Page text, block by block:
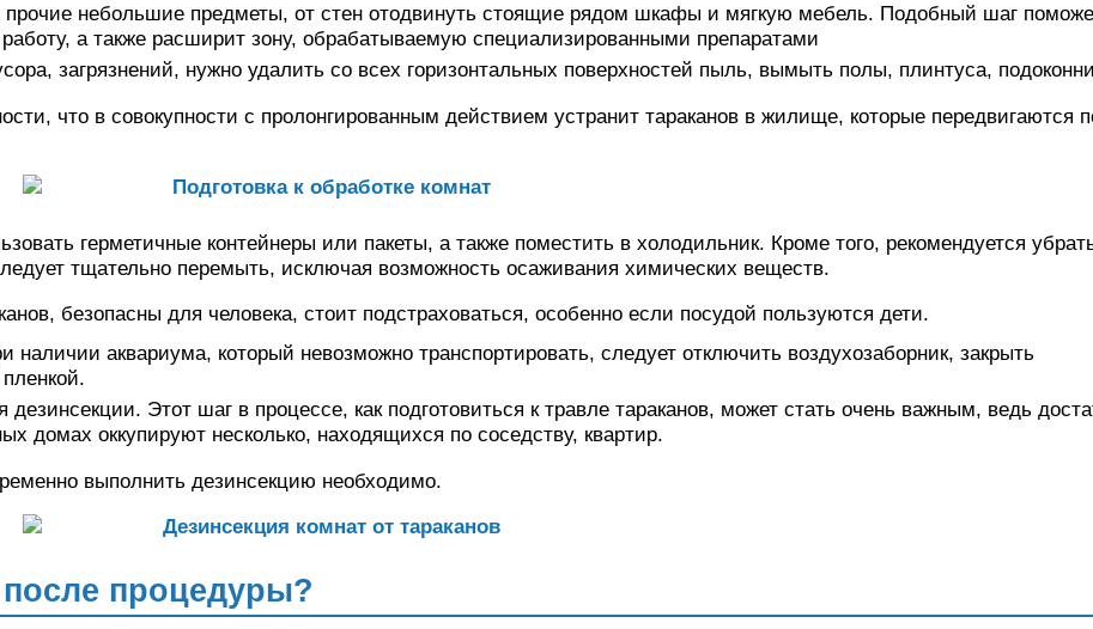
прочие небольшие предметы, от стен отодвинуть стоящие рядом шкафы и мягкую мебель. Подобный шаг
а также расширит зону, обрабатываемую специализированными препаратами
загрязнений, нужно удалить со всех горизонтальных поверхностей пыль, вымыть полы, плинтуса,
что в совокупности с пролонгированным действием устранит тараканов в жилище, которые передвигаются
герметичные контейнеры или пакеты, а также поместить в холодильник. Кроме того, рекомендуется
тщательно перемыть, исключая возможность осаживания химических веществ.
безопасны для человека, стоит подстраховаться, особенно если посудой пользуются дети.
аквариума, который невозможно транспортировать, следует отключить воздухозаборник, закрыть
дезинсекции. Этот шаг в процессе, как подготовиться к травле тараканов, может стать очень важным, ведь
домах оккупируют несколько, находящихся по соседству, квартир.
выполнить дезинсекцию необходимо.
процедуры?